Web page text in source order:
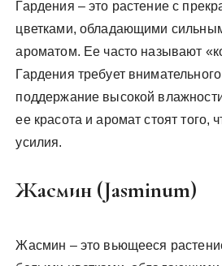
Гардения – это растение с
цветками, обладающими
ароматом. Ее часто называют
Гардения требует
поддержание высокой
ее красота и аромат стоят того,
усилия.
Жасмин (Jasminum)
Жасмин – это вьющееся